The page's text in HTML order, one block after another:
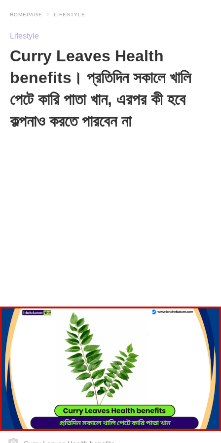
HOMEPAGE LIFESTYLE
Lifestyle
Curry Leaves Health
benefits। প্রতিদিন সকালে খালি
পেটে কারি পাতা খান, এরপর কী হবে
কল্পনাও করতে পারবেন না